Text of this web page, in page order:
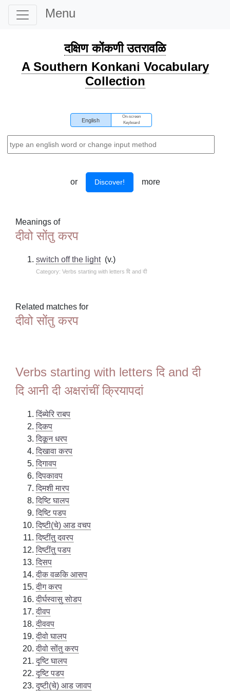
Menu
दक्षिण कोंकणी उतरावळि
A Southern Konkani Vocabulary
Collection
English
On-screen
Keyboard
or Discover! more
Meanings of
दीवो सोंतु करप
switch off the light(v.)
Category: Verbs starting with letters दि and दी
Related matches for
दीवो सोंतु करप
Verbs starting with letters दि and दी
दि आनी दी अक्षरांचीं क्रियापदां
दिंब्येरि राबप
दिकप
दिकून धरप
दिखावा करप
दिगावप
दिपकावप
दिमशी मारप
दिष्टि घालप
दिष्टि पडप
दिष्टी(चे) आड वचप
दिष्टींतु दवरप
दिष्टींतु पडप
दिसप
दीक वळकि आसप
दीग करप
दीर्घस्वासु सोडप
दीवप
दीववप
दीवो घालप
दीवो सोंतु करप
दृष्टि घालप
दृष्टि पडप
दृष्टी(चे) आड जावप